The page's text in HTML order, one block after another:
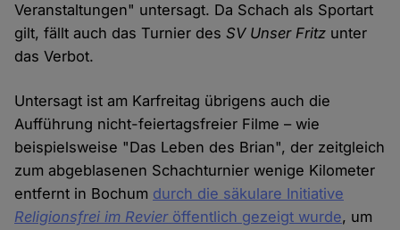
Veranstaltungen" untersagt. Da Schach als Sportart
gilt, fällt auch das Turnier desSV Unser Fritz unter
das Verbot.
Untersagt ist am Karfreitag übrigens auch die
Aufführung nicht-feiertagsfreier Filme – wie
beispielsweise "Das Leben des Brian", der zeitgleich
zum abgeblasenen Schachturnier wenige Kilometer
entfernt in Bochum durch die säkulare Initiative
Religionsfrei im Revieröffentlich gezeigt wurde, um